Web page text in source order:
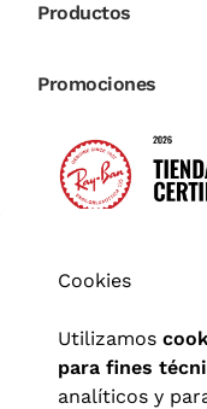
Productos
Promociones
Cookies
Utilizamos
para fines
analíticos y